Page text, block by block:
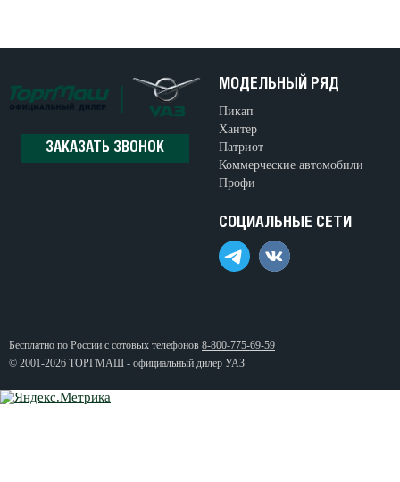
ЗАКАЗАТЬ ЗВОНОК
МОДЕЛЬНЫЙ РЯД
Пикап
Хантер
Патриот
Коммерческие автомобили
Профи
СОЦИАЛЬНЫЕ СЕТИ
Бесплатно по России с сотовых телефонов 8-800-775-69-59
© 2001-2026 ТОРГМАШ - официальный дилер УАЗ